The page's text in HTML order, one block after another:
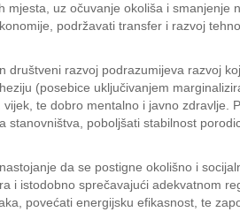
uz očuvanje okoliša i
podržavati transfer i razvoj
razvoj podrazumijeva razvoj
(posebice uključivanjem
te dobro mentalno i javno zdravlje.
poboljšati stabilnost
da se postigne okolišno i
i istodobno sprečavajući adekvatnom
povećati energijsku efikasnost, te